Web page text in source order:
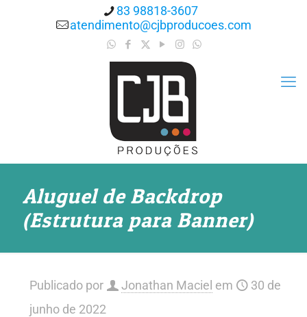
83 98818-3607
atendimento@cjbproducoes.com
Aluguel de Backdrop
(Estrutura para Banner)
Publicado por Jonathan Maciel em
30 de
junho de 2022